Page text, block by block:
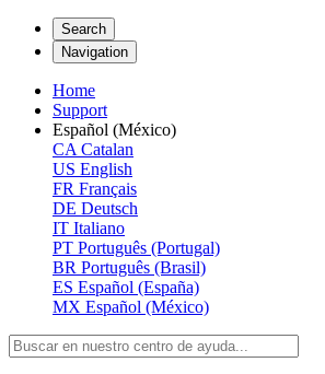
Search
Navigation
Home
Support
Español (México)
CA Catalan
US English
FR Français
DE Deutsch
IT Italiano
PT Português (Portugal)
BR Português (Brasil)
ES Español (España)
MX Español (México)